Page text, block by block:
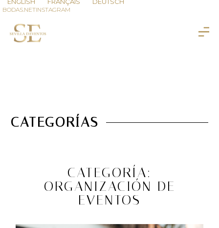
BODAS.NETINSTAGRAM
CATEGORÍAS
CATEGORÍA:
ORGANIZACIÓN DE
EVENTOS